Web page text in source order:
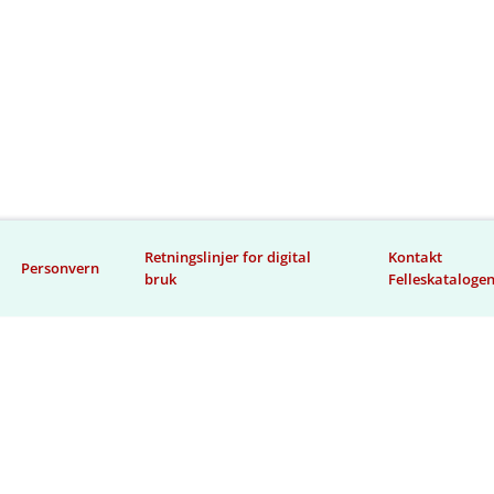
Personvern
Retningslinjer for digital
bruk
Kontakt
Felleskatalogen